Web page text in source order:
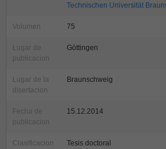
Technischen Universität
Volumen 75
Lugar de
publicacion
Göttingen
Lugar de la
disertacion
Braunschweig
Fecha de
publicacion
15.12.2014
Clasificacion
Tesis doctoral